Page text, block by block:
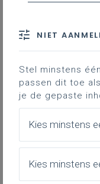
het
De nieuwe
Vlaanderen dagen
explicieter te
school? Wat voor
schoolteam na?
leerlingen niet
NIET
Stel minstens
passen dit toe
je de gepaste
Kies minstens
Kies minstens